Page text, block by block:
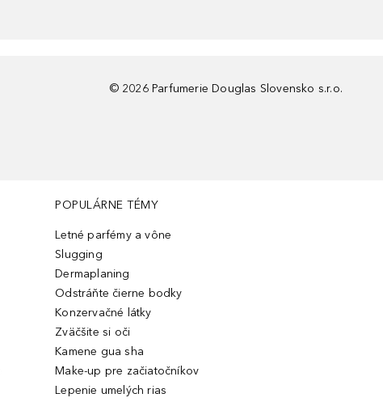
© 2026 Parfumerie Douglas Slovensko s.r.o.
POPULÁRNE TÉMY
Letné parfémy a vône
Slugging
Dermaplaning
Odstráňte čierne bodky
Konzervačné látky
Zväčšite si oči
Kamene gua sha
Make-up pre začiatočníkov
Lepenie umelých rias